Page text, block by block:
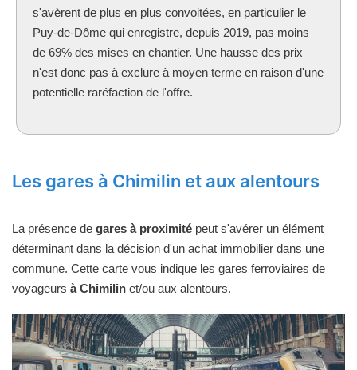
s'avèrent de plus en plus convoitées, en particulier le
Puy-de-Dôme qui enregistre, depuis 2019, pas moins
de 69% des mises en chantier. Une hausse des prix
n'est donc pas à exclure à moyen terme en raison d'une
potentielle raréfaction de l'offre.
Les gares à Chimilin et aux alentours
La présence de gares à proximité peut s'avérer un élément
déterminant dans la décision d'un achat immobilier dans une
commune. Cette carte vous indique les gares ferroviaires de
voyageurs à Chimilin et/ou aux alentours.